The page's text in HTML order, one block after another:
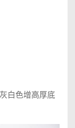
白色增高厚底